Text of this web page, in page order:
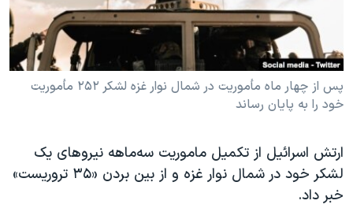
علم و فناوری
اسرائیل در جنگ
آرشیو پخش زنده
رمز مهسا
ورزش زنان در ایران
اعتراضات زن، زندگی، آزادی
مجموعه مستندهای دادخواهی
دادگاه حمید نوری
چهل سال گروگان‌گیری
زبانهای مختلف
پس از چهار ماه مأموریت در شمال نوار غزه لشکر ۲۵۲ مأموریت
خود را به پایان رساند
ارتش اسرائیل از تکمیل ماموریت سه‌ماهه نیروهای یک
لشکر خود در شمال نوار غزه و از بین بردن «۳۵ تروریست»
خبر داد.